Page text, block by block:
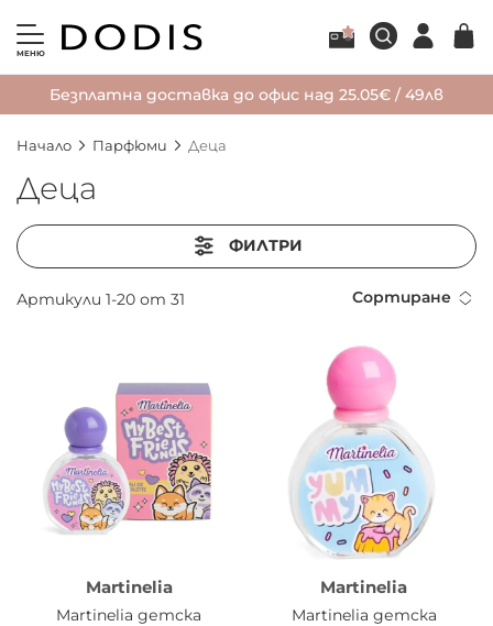
МЕНЮ
Безплатна доставка до офис над 25.05€ / 49лв
Начало Парфюми Деца
Деца
ФИЛТРИ
Артикули 1-20 от 31 Сортиране
Martinelia
Martinelia детска
Martinelia
Martinelia детска